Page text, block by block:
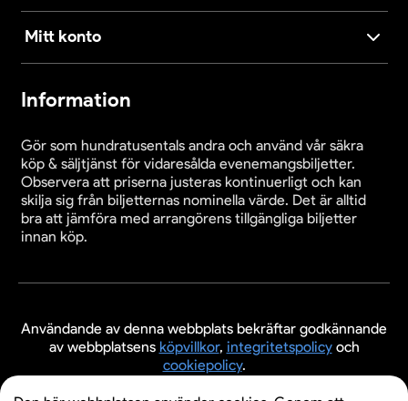
Mitt konto
Information
Gör som hundratusentals andra och använd vår säkra
köp & säljtjänst för vidaresålda evenemangsbiljetter.
Observera att priserna justeras kontinuerligt och kan
skilja sig från biljetternas nominella värde. Det är alltid
bra att jämföra med arrangörens tillgängliga biljetter
innan köp.
Användande av denna webbplats bekräftar godkännande
av webbplatsens köpvillkor, integritetspolicyoch
cookiepolicy.